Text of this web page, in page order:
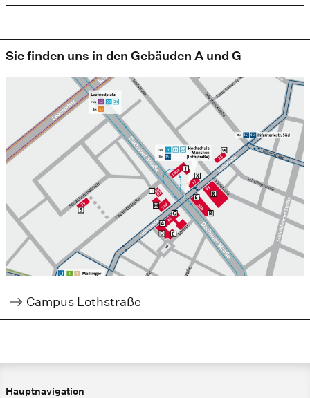
Sie finden uns in den Gebäuden A und G
Campus Lothstraße
Hauptnavigation